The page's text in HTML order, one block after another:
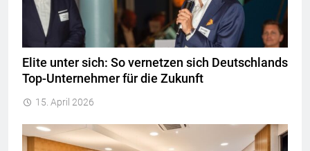
Elite unter sich: So vernetzen sich Deutschlands
Top-Unternehmer für die Zukunft
15. April 2026